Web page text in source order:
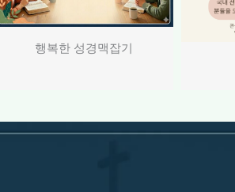
행복한 성경맥잡기